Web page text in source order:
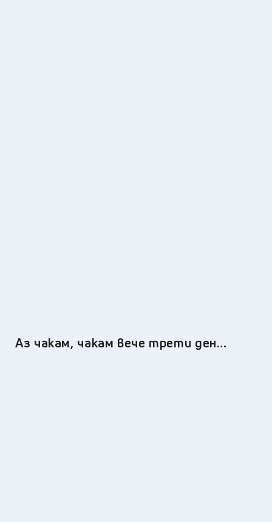
Аз чакам, чакам вече трети ден…